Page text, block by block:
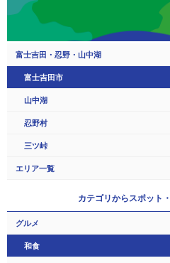
富士吉田・忍野・山中湖
富士吉田市
山中湖
忍野村
三ツ峠
エリア一覧
カテゴリからスポット
グルメ
和食